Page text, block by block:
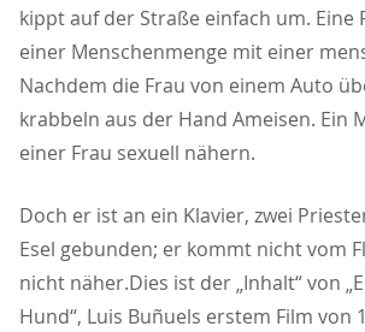
kippt auf der Straße einfach um. Eine
einer Menschenmenge mit einer
Nachdem die Frau von einem Auto
krabbeln aus der Hand Ameisen. Ein
einer Frau sexuell nähern.
Doch er ist an ein Klavier, zwei
Esel gebunden; er kommt nicht vom
nicht näher.Dies ist der „Inhalt“ von
Hund“, Luis Buñuels erstem Film von